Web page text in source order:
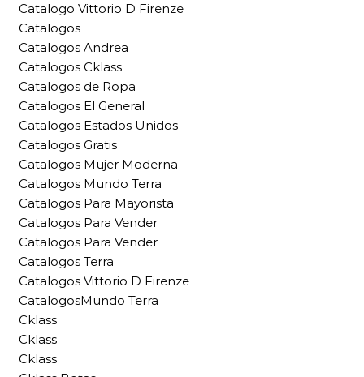
Catalogo Vittorio D Firenze
Catalogos
Catalogos Andrea
Catalogos Cklass
Catalogos de Ropa
Catalogos El General
Catalogos Estados Unidos
Catalogos Gratis
Catalogos Mujer Moderna
Catalogos Mundo Terra
Catalogos Para Mayorista
Catalogos Para Vender
Catalogos Para Vender
Catalogos Terra
Catalogos Vittorio D Firenze
CatalogosMundo Terra
Cklass
Cklass
Cklass